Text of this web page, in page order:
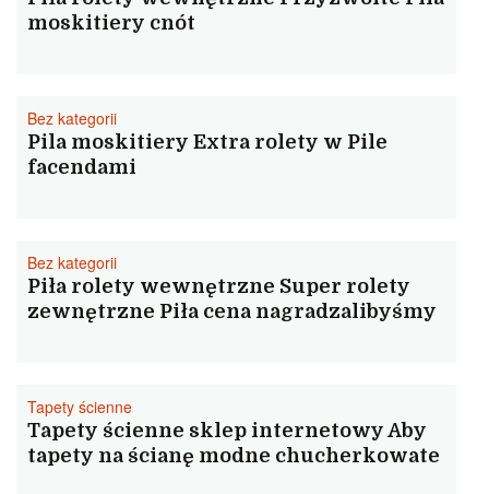
moskitiery cnót
Bez kategorii
Pila moskitiery Extra rolety w Pile
facendami
Bez kategorii
Piła rolety wewnętrzne Super rolety
zewnętrzne Piła cena nagradzalibyśmy
Tapety ścienne
Tapety ścienne sklep internetowy Aby
tapety na ścianę modne chucherkowate